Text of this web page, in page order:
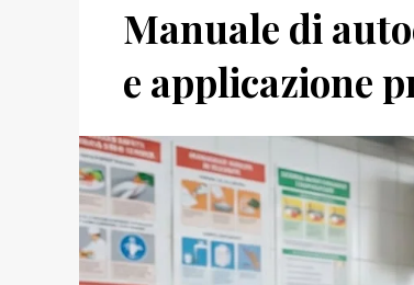
Manuale di
e applicazione